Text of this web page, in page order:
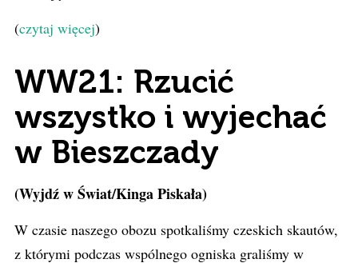
(czytaj więcej)
WW21: Rzucić
wszystko i wyjechać
w Bieszczady
(Wyjdź w Świat/Kinga Piskała)
W czasie naszego obozu spotkaliśmy czeskich skautów,
z którymi podczas wspólnego ogniska graliśmy w